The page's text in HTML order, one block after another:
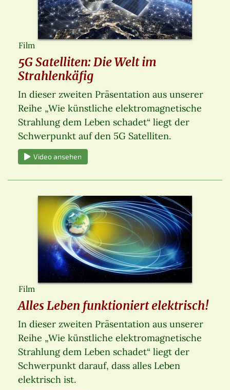
Film
5G Satelliten: Die Welt im
Strahlenkäfig
In dieser zweiten Präsentation aus unserer
Reihe „Wie künstliche elektromagnetische
Strahlung dem Leben schadet“ liegt der
Schwerpunkt auf den 5G Satelliten.
Video ansehen
Film
Alles Leben funktioniert elektrisch!
In dieser zweiten Präsentation aus unserer
Reihe „Wie künstliche elektromagnetische
Strahlung dem Leben schadet“ liegt der
Schwerpunkt darauf, dass alles Leben
elektrisch ist.